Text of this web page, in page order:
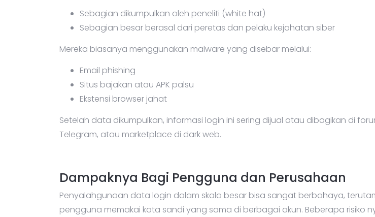
Sebagian dikumpulkan oleh peneliti (white hat)
Sebagian besar berasal dari peretas dan pelaku kejahatan siber
Mereka biasanya menggunakan malware yang disebar melalui:
Email phishing
Situs bajakan atau APK palsu
Ekstensi browser jahat
Setelah data dikumpulkan, informasi login ini sering dijual atau dibagikan di
Telegram, atau marketplace di dark web.
Dampaknya Bagi Pengguna dan Perusahaan
Penyalahgunaan data login dalam skala besar bisa sangat berbahaya,
pengguna memakai kata sandi yang sama di berbagai akun. Beberapa risiko